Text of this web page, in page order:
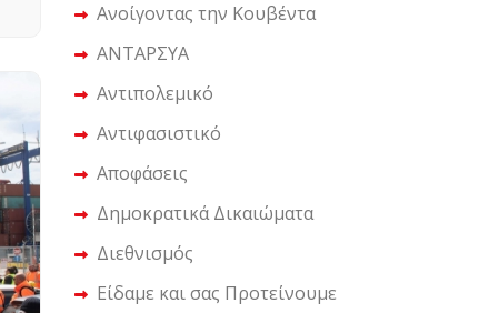
Ανοίγοντας την Κουβέντα
ΑΝΤΑΡΣΥΑ
Αντιπολεμικό
Αντιφασιστικό
Αποφάσεις
Δημοκρατικά Δικαιώματα
Διεθνισμός
Είδαμε και σας Προτείνουμε